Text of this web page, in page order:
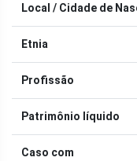
Local / Cidade de
Etnia
Profissão
Patrimônio líquido
Caso com